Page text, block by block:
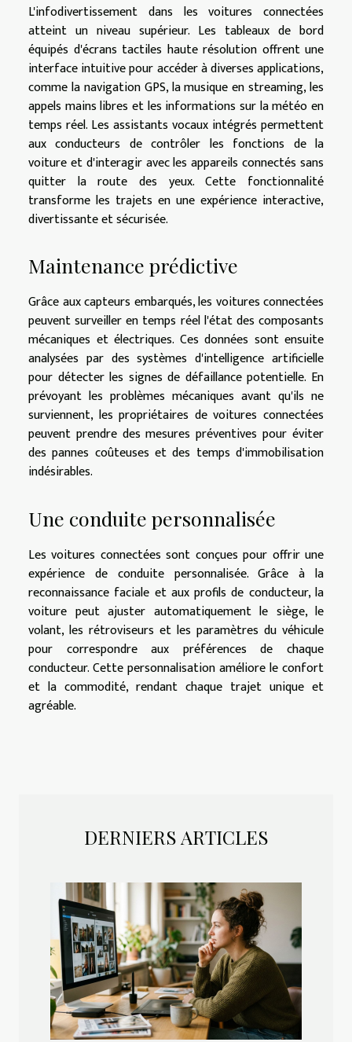
L'infodivertissement dans les voitures connectées
atteint un niveau supérieur. Les tableaux de bord
équipés d'écrans tactiles haute résolution offrent une
interface intuitive pour accéder à diverses applications,
comme la navigation GPS, la musique en streaming, les
appels mains libres et les informations sur la météo en
temps réel. Les assistants vocaux intégrés permettent
aux conducteurs de contrôler les fonctions de la
voiture et d'interagir avec les appareils connectés sans
quitter la route des yeux. Cette fonctionnalité
transforme les trajets en une expérience interactive,
divertissante et sécurisée.
Maintenance prédictive
Grâce aux capteurs embarqués, les voitures connectées
peuvent surveiller en temps réel l'état des composants
mécaniques et électriques. Ces données sont ensuite
analysées par des systèmes d'intelligence artificielle
pour détecter les signes de défaillance potentielle. En
prévoyant les problèmes mécaniques avant qu'ils ne
surviennent, les propriétaires de voitures connectées
peuvent prendre des mesures préventives pour éviter
des pannes coûteuses et des temps d'immobilisation
indésirables.
Une conduite personnalisée
Les voitures connectées sont conçues pour offrir une
expérience de conduite personnalisée. Grâce à la
reconnaissance faciale et aux profils de conducteur, la
voiture peut ajuster automatiquement le siège, le
volant, les rétroviseurs et les paramètres du véhicule
pour correspondre aux préférences de chaque
conducteur. Cette personnalisation améliore le confort
et la commodité, rendant chaque trajet unique et
agréable.
DERNIERS ARTICLES